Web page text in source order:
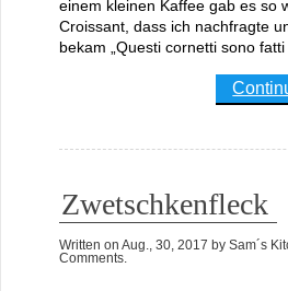
einem kleinen Kaffee gab es so
Croissant, dass ich nachfragte
bekam „Questi cornetti sono fatti
Zwetschkenfleck
Written on Aug., 30, 2017 by Sam´s
Comments.